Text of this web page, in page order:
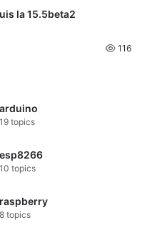
la 15.5beta2
116
arduino
19 topics
esp8266
10 topics
raspberry
8 topics